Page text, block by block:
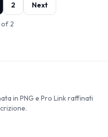
2 Next
of 2
in PNG e Pro Link raffinati